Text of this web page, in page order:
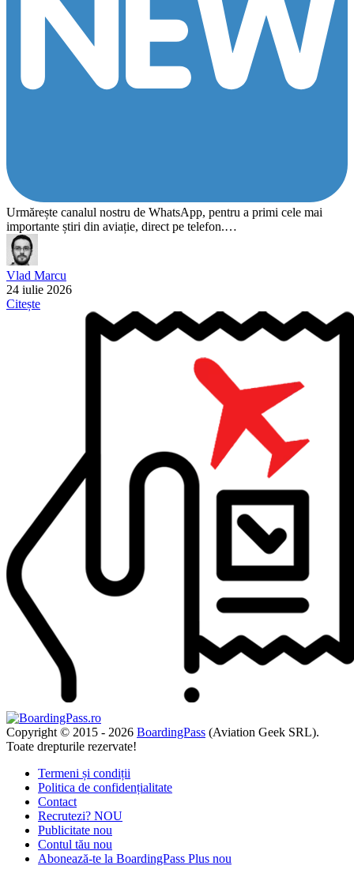
Urmărește canalul nostru de WhatsApp, pentru a primi cele mai
importante știri din aviație, direct pe telefon.…
Vlad Marcu
24 iulie 2026
Citește
Copyright © 2015 - 2026 BoardingPass (Aviation Geek SRL).
Toate drepturile rezervate!
Termeni și condiții
Politica de confidențialitate
Contact
Recrutezi? NOU
Publicitate nou
Contul tău nou
Abonează-te la BoardingPass Plus nou